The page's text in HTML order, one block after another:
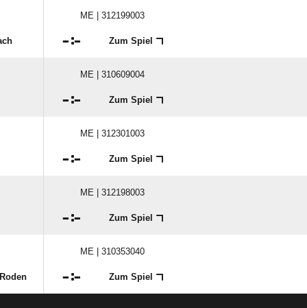
ME | 312199003
: Zum Spiel
ME | 310609004
: Zum Spiel
ME | 312301003
: Zum Spiel
ME | 312198003
: Zum Spiel
ME | 310353040
: Zum Spiel